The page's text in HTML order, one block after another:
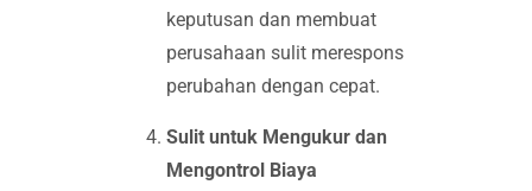
keputusan dan membuat
perusahaan sulit merespons
perubahan dengan cepat.
Sulit untuk Mengukur dan
Mengontrol Biaya